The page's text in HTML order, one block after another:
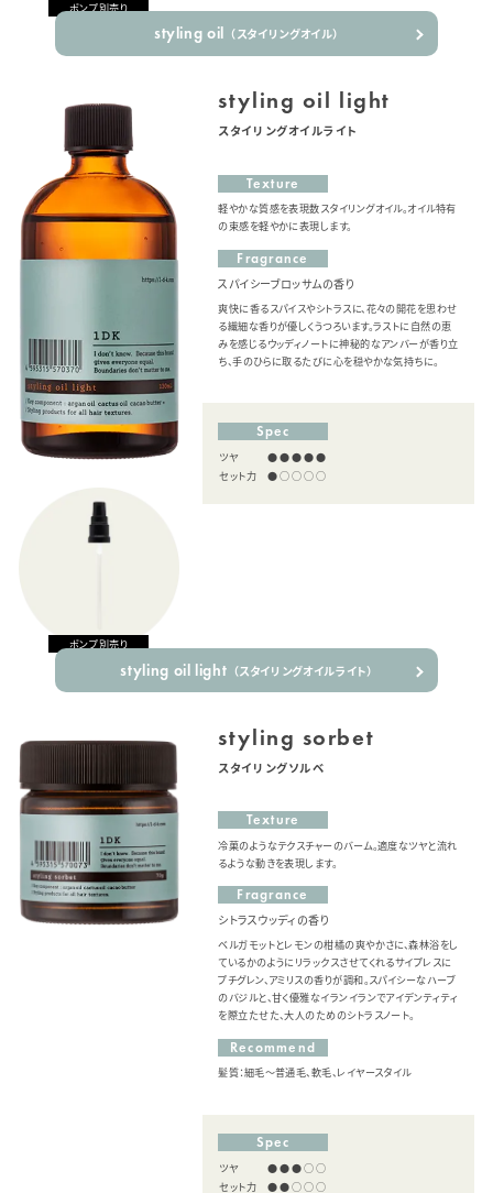
ポンプ別売り
styling oil （スタイリングオイル）
ポンプ別売り
styling oil light
スタイリングオイルライト
Texture
軽やかな質感を表現数スタイリングオイル。オイル特有
の束感を軽やかに表現します。
Fragrance
スパイシーブロッサムの香り
爽快に香るスパイスやシトラスに、花々の開花を思わせ
る繊細な香りが優しくうつろいます。ラストに自然の恵
みを感じるウッディノートに神秘的なアンバーが香り立
ち、手のひらに取るたびに心を穏やかな気持ちに。
Spec
ツヤ
●●●●●
セット力
●○○○○
styling oil light （スタイリングオイルライト）
styling sorbet
スタイリングソルベ
Texture
冷菓のようなテクスチャーのバーム。適度なツヤと流れ
るような動きを表現します。
Fragrance
シトラスウッディの香り
ベルガモットとレモンの柑橘の爽やかさに、森林浴をし
ているかのようにリラックスさせてくれるサイプレスに
プチグレン、アミリスの香りが調和。スパイシーなハーブ
のバジルと、甘く優雅なイランイランでアイデンティティ
を際立たせた、大人のためのシトラスノート。
Recommend
髪質：細毛〜普通毛、軟毛、レイヤースタイル
Spec
ツヤ
●●●○○
セット力
●●○○○